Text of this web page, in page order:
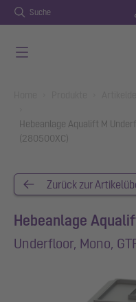
Suche
Hebeanlage Aqualift M
(280500XC)
Zurück zur
Hebeanlage
Underfloor, Mono,